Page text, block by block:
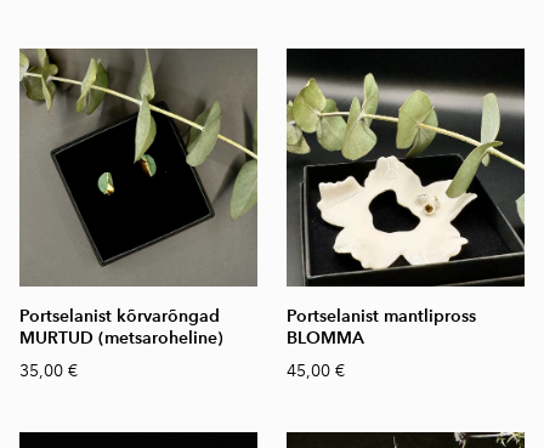
Portselanist kõrvarõngad
MURTUD (metsaroheline)
35,00 €
Portselanist mantlipross
BLOMMA
45,00 €